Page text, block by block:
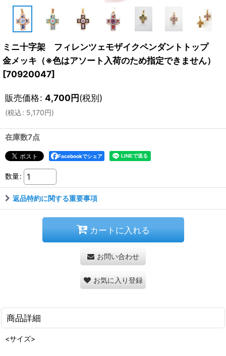
ミニ十字架 フィレンツェモザイクペンダントトップ
金メッキ（※色はアソート入荷のため指定できません）
[70920047]
販売価格: 4,700円(税別)
(税込: 5,170円)
在庫数7点
Facebookでシェア
数量:
返品特約に関する重要事項
カートに入れる
お問い合わせ
お気に入り登録
商品詳細
<サイズ>